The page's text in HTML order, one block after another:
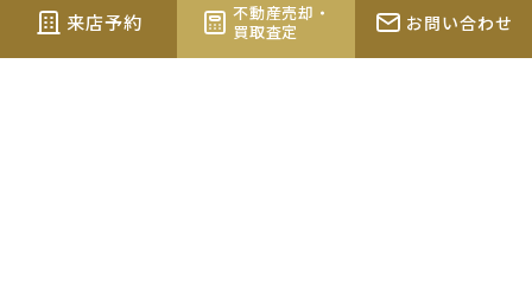
来店予約
不動産売却・
買取査定
お問い合わせ